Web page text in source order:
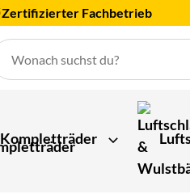
Zertifizierter Fachbetrieb
Kompletträder